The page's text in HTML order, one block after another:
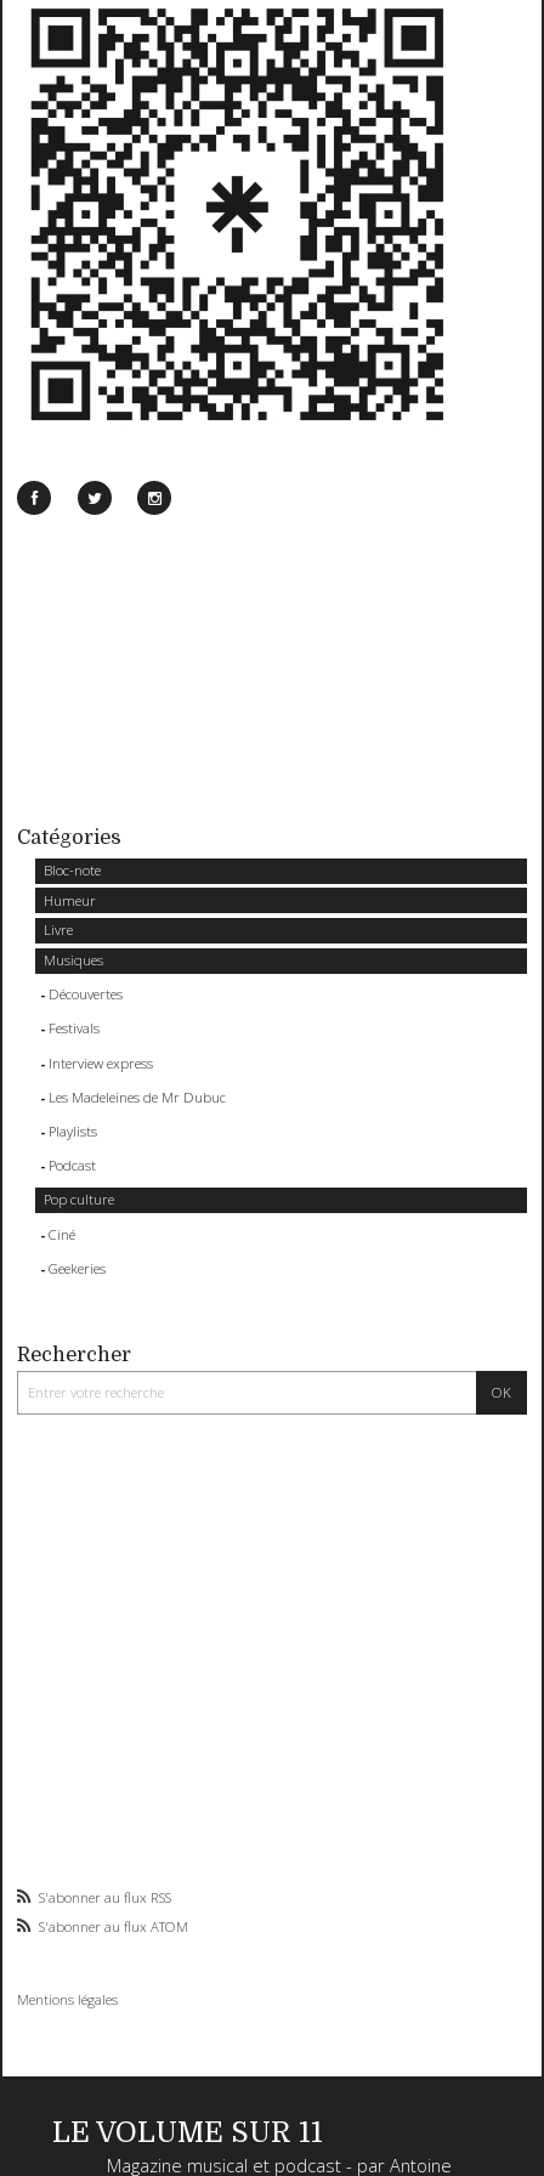
Catégories
Bloc-note
Humeur
Livre
Musiques
Découvertes
Festivals
Interview express
Les Madeleines de Mr Dubuc
Playlists
Podcast
Pop culture
Ciné
Geekeries
Rechercher
S'abonner au flux RSS
S'abonner au flux ATOM
Mentions légales
LE VOLUME SUR 11
Magazine musical et podcast - par Antoine